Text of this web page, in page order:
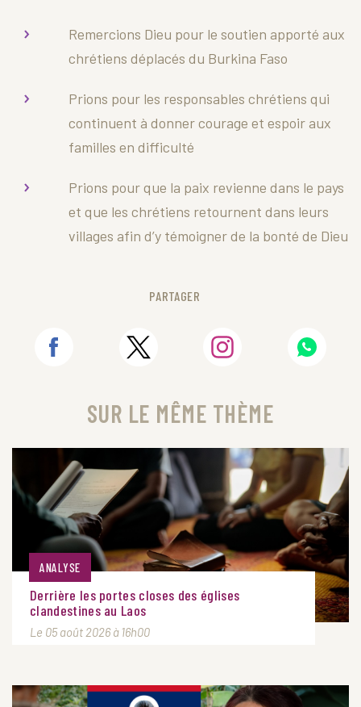
Remercions Dieu pour le soutien apporté aux
chrétiens déplacés du Burkina Faso
Prions pour les responsables chrétiens qui
continuent à donner courage et espoir aux
familles en difficulté
Prions pour que la paix revienne dans le pays
et que les chrétiens retournent dans leurs
villages afin d’y témoigner de la bonté de Dieu
PARTAGER
SUR LE MÊME THÈME
ANALYSE
Derrière les portes closes des églises
clandestines au Laos
Le 05 août 2026 à 16h00